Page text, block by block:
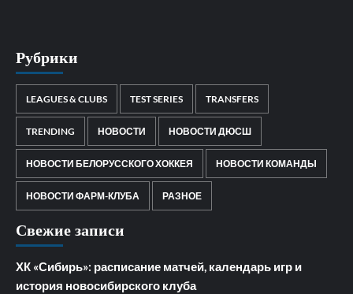
Рубрики
LEAGUES & CLUBS TEST SERIES TRANSFERS
TRENDING НОВОСТИ НОВОСТИ ДЮСШ
НОВОСТИ БЕЛОРУССКОГО ХОККЕЯ НОВОСТИ КОМАНДЫ
НОВОСТИ ФАРМ-КЛУБА РАЗНОЕ
Свежие записи
ХК «Сибирь»: расписание матчей, календарь игр и
история новосибирского клуба